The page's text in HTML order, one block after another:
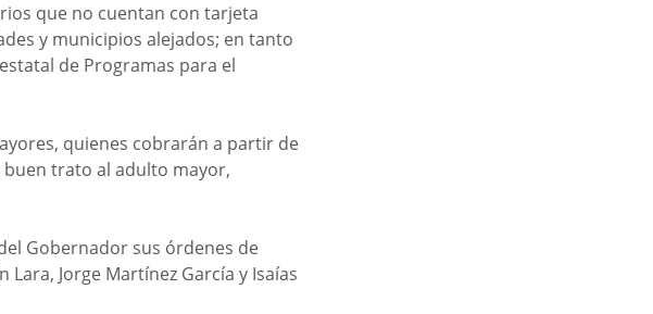
que no cuentan con tarjeta
y municipios alejados; en tanto
de Programas para el
quienes cobrarán a partir de
buen trato al adulto mayor,
Gobernador sus órdenes de
Jorge Martínez García y Isaías